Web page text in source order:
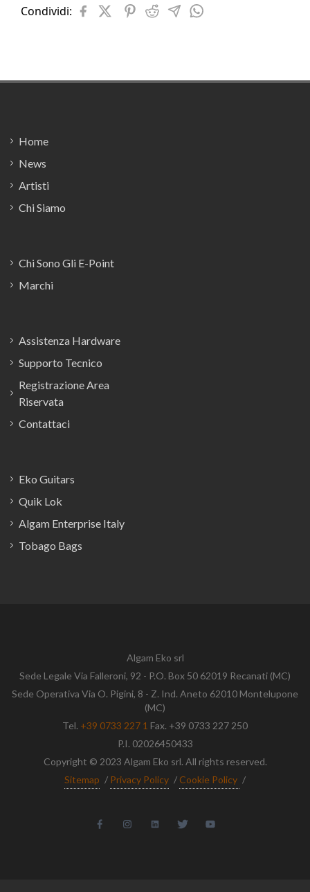
Condividi:
Home
News
Artisti
Chi Siamo
Chi Sono Gli E-Point
Marchi
Assistenza Hardware
Supporto Tecnico
Registrazione Area
Riservata
Contattaci
Eko Guitars
Quik Lok
Algam Enterprise Italy
Tobago Bags
Algam Eko srl
Sede Legale Via Falleroni, 92 - P.O. Box 50 62019 Recanati (MC)
Sede Operativa Via O. Pigini, 8 - Z. Ind. Aneto 62010 Montelupone
(MC)
Tel. +39 0733 227 1 Fax. +39 0733 227 250
P.I. 02026450433
Copyright © 2023 Algam Eko srl. All rights reserved.
Sitemap / Privacy Policy / Cookie Policy /